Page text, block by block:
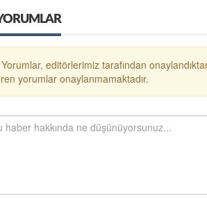
Yorumlar, editörlerimiz tarafından
yorumlar onaylanmamaktadır.